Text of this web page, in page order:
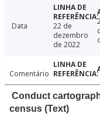
Data
22 de
dezembro
de 2022
Comentário
Conduct
census (Text)